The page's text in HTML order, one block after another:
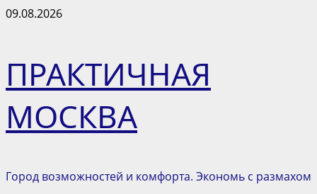
Перейти
09.08.2026
ПРАКТИЧНАЯ
МОСКВА
Город возможностей и комфорта. Экономь с размахом